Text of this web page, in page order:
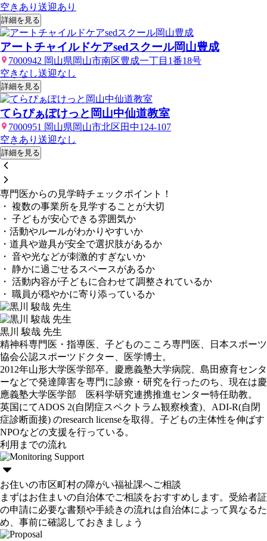
空きあり 送迎あり
詳細を見る
アートチャイルドケアsedスクール岡山豊成
7000942 岡山県岡山市南区豊成一丁目1番18号
空きなし送迎なし
詳細を見る
てらぴぁぽけっと岡山中仙道教室
7000951 岡山県岡山市北区田中124-107
空きあり 送迎なし
詳細を見る
専門医からの見学時チェックポイント！
・ 複数の事業所を見学することが大切
・ 子どもが安心できる雰囲気か
・活動やルールがわかりやすいか
・道具や遊具が安全で選択肢があるか
・ 音や光などが刺激的すぎないか
・ 静かに過ごせるスペースがあるか
・ 活動内容が子どもに合わせて調整されているか
・ 職員が穏やかに寄り添っているか
黒川 駿哉 先生
精神科専門医・指導医、子どものこころ専門医、日本スポーツ
協会公認スポーツドクター、医学博士。
2012年山形大学医学部卒。慶應義塾大学病院、島田療育センタ
ーなどで発達障害を専門に診療・研究を行ったのち、現在は慶
應義塾大学医学部 医科学研究連携推進センター特任助教。
英国にてADOS 2(自閉症スペクトラム観察検査)、ADI-R(自閉
症診断面接) のresearch licenseを取得。子どもの主体性を伸ばす
NPOなどの支援を行っている。
利用までの流れ
お住いの市区町村の障がい福祉課へご相談
まずはお住まいの自治体でご相談をおすすめします。受給者証
の申請に必要な書類や手続きの流れは自治体によって異なるた
め、事前に確認しておきましょう